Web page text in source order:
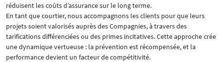
réduisent les coûts d’assurance sur le long terme.
En tant que courtier, nous accompagnons les clients pour que leurs
projets soient valorisés auprès des Compagnies, à travers des
tarifications différenciées ou des primes incitatives. Cette approche crée
une dynamique vertueuse : la prévention est récompensée, et la
performance devient un facteur de compétitivité.